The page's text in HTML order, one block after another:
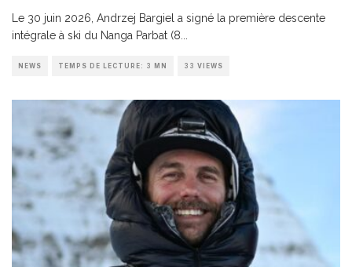
Le 30 juin 2026, Andrzej Bargiel a signé la première descente
intégrale à ski du Nanga Parbat (8
NEWS TEMPS DE LECTURE: 3 MN 33 VIEWS